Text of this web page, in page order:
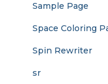
Sample Page
Space Coloring
Spin Rewriter
sr